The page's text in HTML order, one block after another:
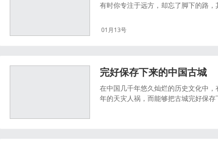
有时你专注于远方，却忘了脚下的路
01月13号
完好保存下来的中国古城
在中国几千年悠久灿烂的历史文化中
年的天灾人祸，而能够把古城完好保